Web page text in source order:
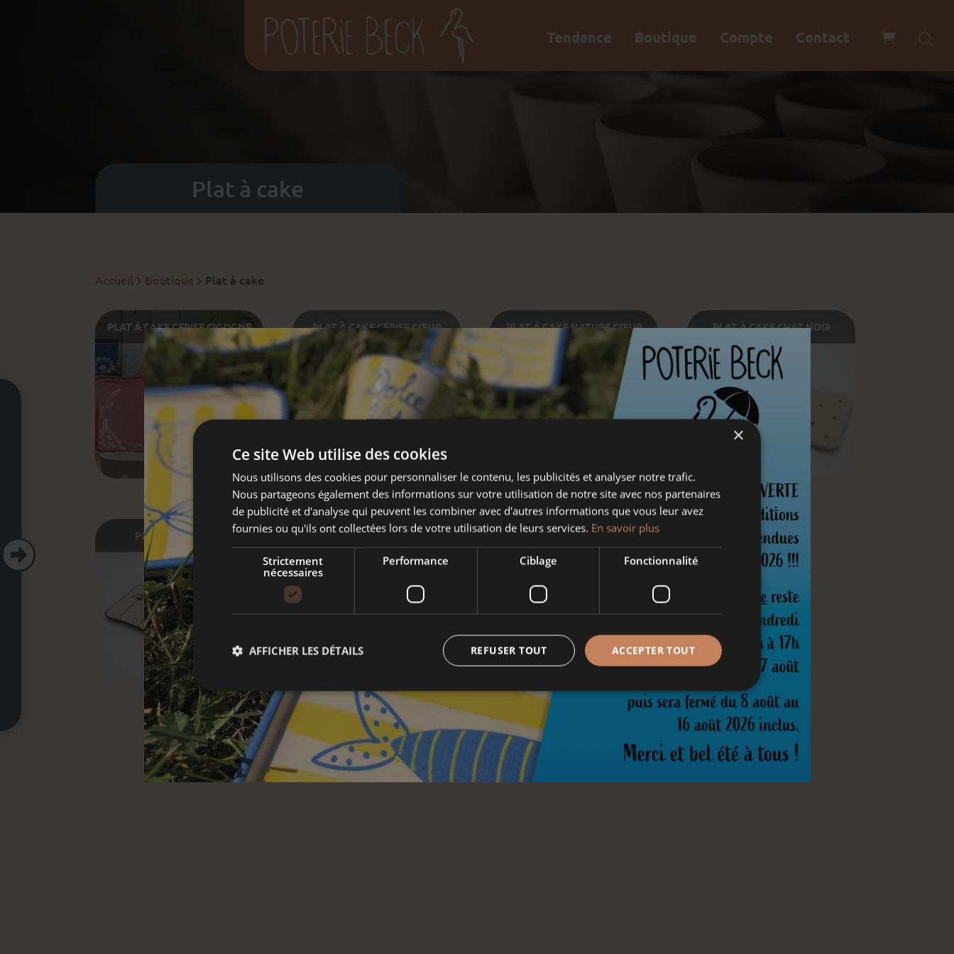

Tendance Boutique Compte Contact
Plat à cake
Accueil  Boutique  Plat à cake
PLAT À CAKE CERISE CIGOGNE
PLAT À CAKE CERISE CŒUR
FRISE
PLAT À CAKE NATURE CŒUR
PLAT À CAKE CHAT NOIR
PLAT À CAKE ÉOLE PLAT À CAKE BLANC HERTZELE
×
Ce site Web utilise des cookies
Nous utilisons des cookies pour personnaliser le contenu, les publicités et analyser notre trafic.
Nous partageons également des informations sur votre utilisation de notre site avec nos partenaires
de publicité et d'analyse qui peuvent les combiner avec d'autres informations que vous leur avez
fournies ou qu'ils ont collectées lors de votre utilisation de leurs services. En savoir plus
Strictement
nécessaires
Performance Ciblage Fonctionnalité
ACCEPTER TOUT
REFUSER TOUT
AFFICHER LES DÉTAILS